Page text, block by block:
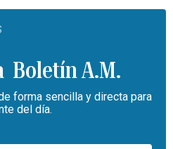
Boletín A.M.
forma sencilla y directa para
del día.